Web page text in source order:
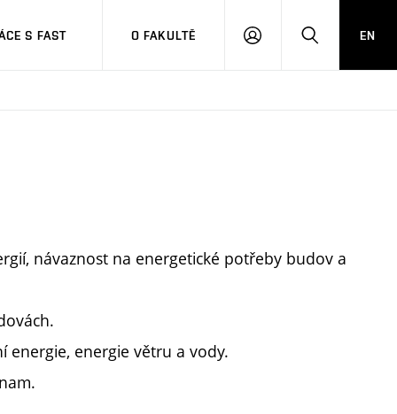
S FAST O FAKULTĚ
PŘIHLÁSITHLEDAT
EN
návaznost na energetické potřeby budov a
energie, energie větru a vody.